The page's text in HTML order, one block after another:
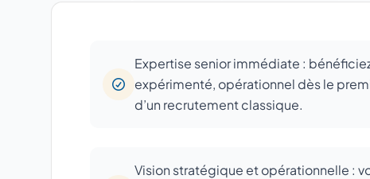
Expertise senior immédiate : bénéficiez
expérimenté, opérationnel dès le
d’un recrutement classique.
Vision stratégique et opérationnelle :